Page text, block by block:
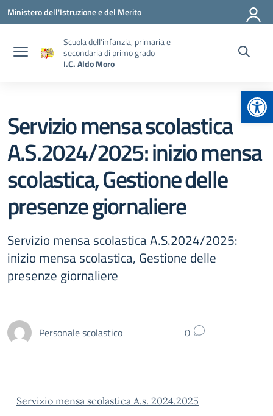
Vai ai contenuti
Vai al menu di navigazione
Vai al footer
Ministero dell'Istruzione e del Merito
Scuola dell’infanzia, primaria e
secondaria di primo grado
I.C. Aldo Moro
Servizio mensa scolastica
A.S.2024/2025: inizio mensa
scolastica, Gestione delle
presenze giornaliere
Servizio mensa scolastica A.S.2024/2025:
inizio mensa scolastica, Gestione delle
presenze giornaliere
Personale scolastico 0
Servizio mensa scolastica A.s. 2024.2025